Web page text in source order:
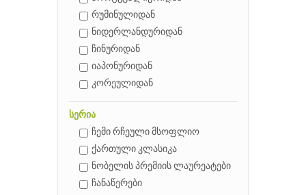
რუმინულიდან
ნიდერლანდურიდან
ჩინურიდან
იაპონურიდან
კორეულიდან
სერია
ჩემი რჩეული მსოფლიო
ქართული კლასიკა
ნობელის პრემიის ლაურეატები
ჩანაწერები